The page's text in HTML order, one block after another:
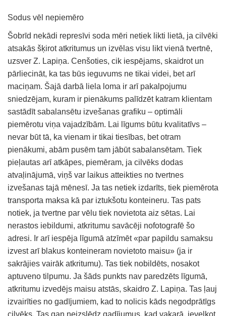
Sodus vēl nepiemēro
Šobrīd nekādi represīvi soda mēri netiek likti lietā, ja cilvēki
atsakās šķirot atkritumus un izvēlas visu likt vienā tvertnē,
uzsver Z. Lapiņa. Cenšoties, cik iespējams, skaidrot un
pārliecināt, ka tas būs ieguvums ne tikai videi, bet arī
maciņam. Šajā darbā liela loma ir arī pakalpojumu
sniedzējam, kuram ir pienākums palīdzēt katram klientam
sastādīt sabalansētu izvešanas grafiku – optimāli
piemērotu viņa vajadzībām. Lai līgums būtu kvalitatīvs –
nevar būt tā, ka vienam ir tikai tiesības, bet otram
pienākumi, abām pusēm tam jābūt sabalansētam. Tiek
pieļautas arī atkāpes, piemēram, ja cilvēks dodas
atvaļinājumā, viņš var laikus atteikties no tvertnes
izvešanas tajā mēnesī. Ja tas netiek izdarīts, tiek piemērota
transporta maksa kā par iztukšotu konteineru. Tas pats
notiek, ja tvertne par vēlu tiek novietota aiz sētas. Lai
nerastos iebildumi, atkritumu savācēji nofotografē šo
adresi. Ir arī iespēja līgumā atzīmēt «par papildu samaksu
izvest arī blakus konteineram novietoto maisu» (ja ir
sakrājies vairāk atkritumu). Tas tiek nobildēts, nosakot
aptuveno tilpumu. Ja šāds punkts nav paredzēts līgumā,
atkritumu izvedējs maisu atstās, skaidro Z. Lapiņa. Tas ļauj
izvairīties no gadījumiem, kad to nolicis kāds negodprātīgs
cilvēks. Tas gan neizslēdz gadījumus, kad vakarā, ievelkot